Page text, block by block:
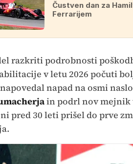
Čustven dan za
Ferrarijem
razkriti podrobnosti
v letu 2026 počuti
napad na osmi
in podrl nov mejnik
pred 30 leti prišel do prve